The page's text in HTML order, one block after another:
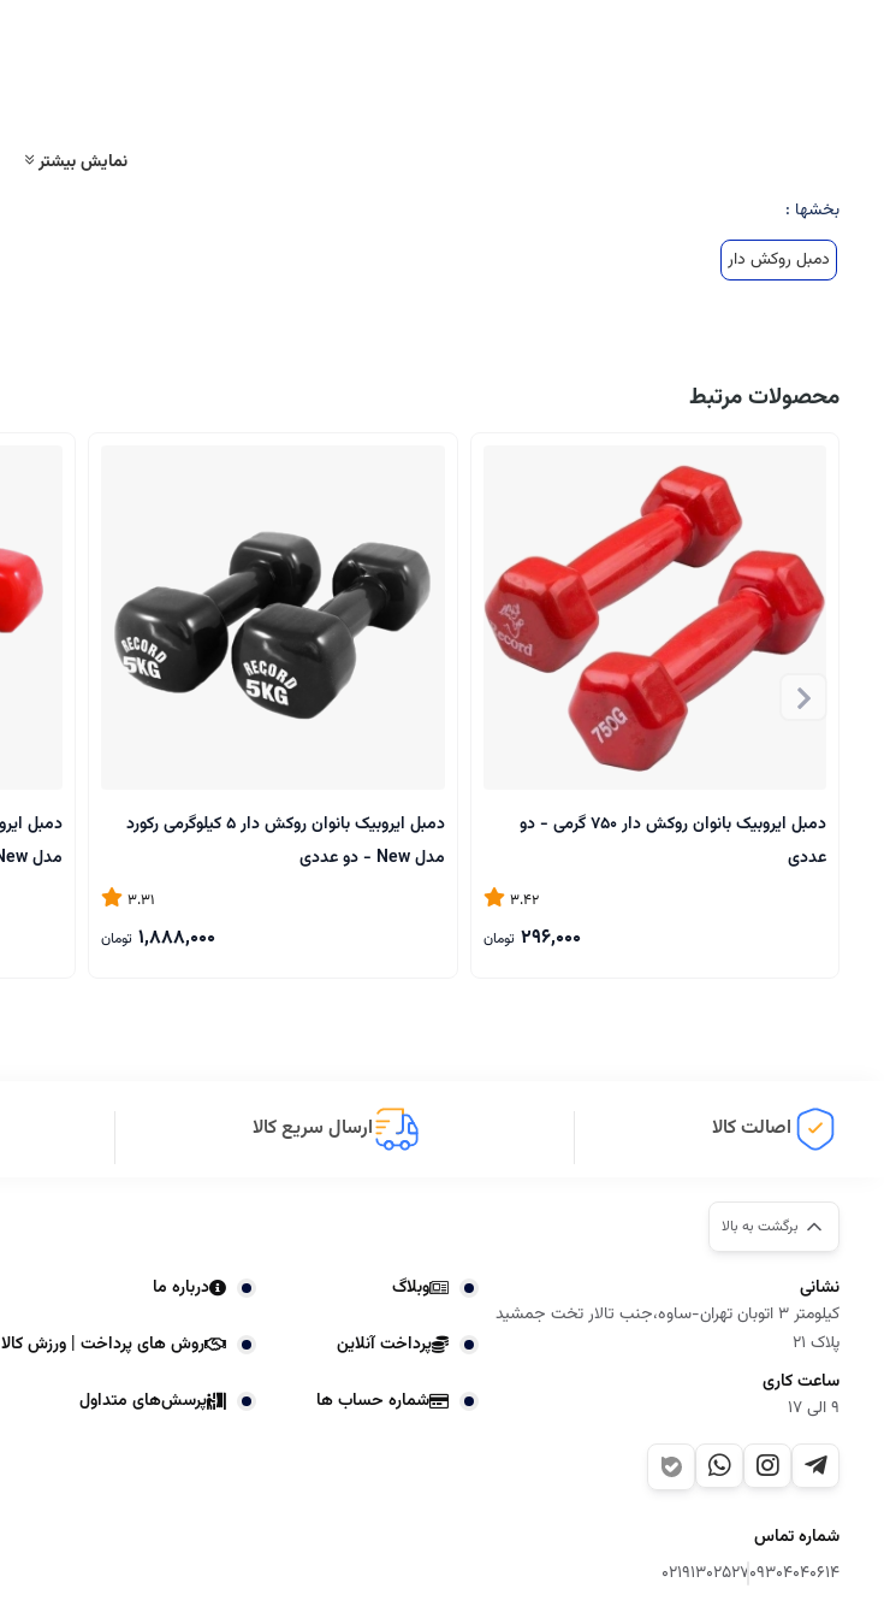
نمایش بیشتر
بخشها :
دمبل روکش دار
محصولات مرتبط
دمبل ایروبیک بانوان روکش‌ دار 750 گرمی - دو
عددی
3.42
296,000 تومان
دمبل ایروبیک بانوان روکش‌ دار 5 کیلوگرمی رکورد
مدل New - دو عددی
3.31
1,888,000 تومان
مدل New - دو عددی
اصالت کالا ارسال سریع کالا
برگشت به بالا
نشانی
کیلومتر 3 اتوبان تهران-ساوه،جنب تالار تخت جمشید
پلاک 21
ساعت کاری
9 الی 17
شماره تماس
09304040614
02191302527
وبلاگ درباره ما
پرداخت آنلاین روش های پرداخت | ورزش کالا
شماره حساب ها پرسش‌های متداول